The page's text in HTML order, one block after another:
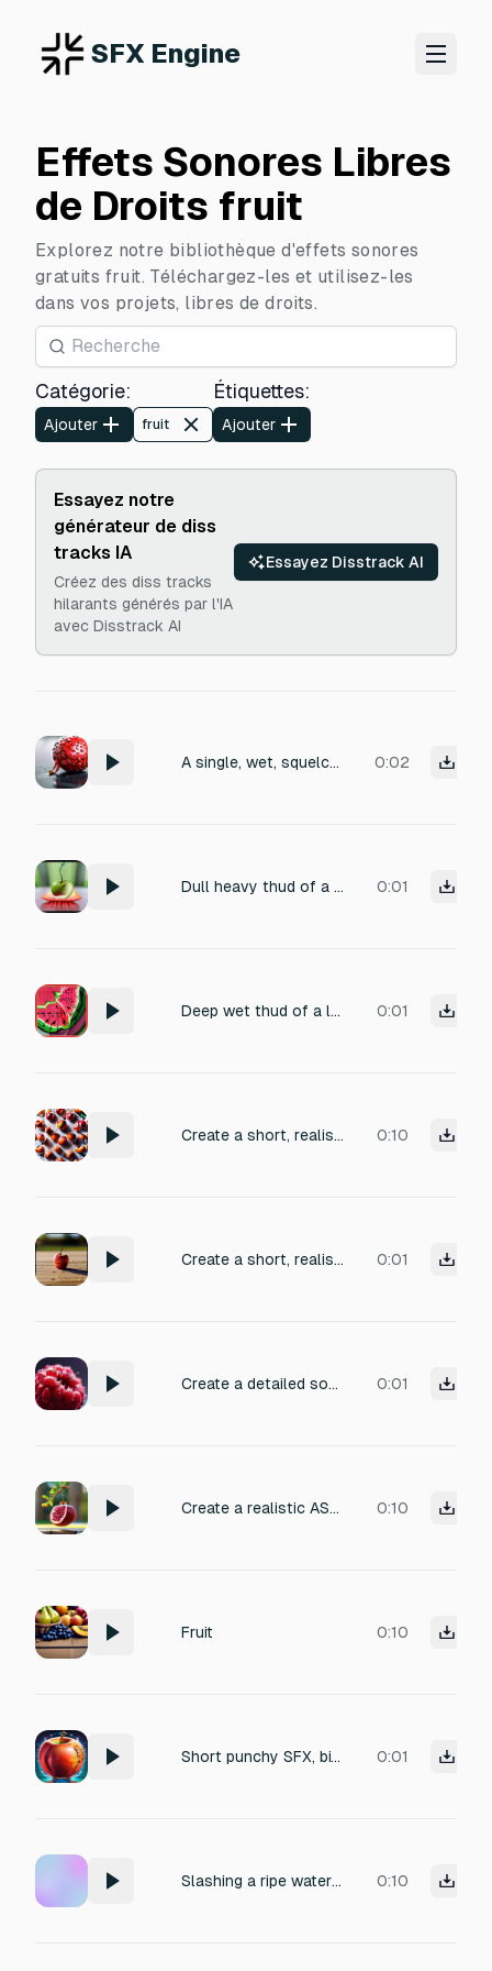
SFX Engine
Effets Sonores Libres
de Droits fruit
Explorez notre bibliothèque d'effets sonores
gratuits fruit. Téléchargez-les et utilisez-les
dans vos projets, libres de droits.
Catégorie:
Ajouter fruit
Étiquettes:
Ajouter
Essayez notre
générateur de diss
tracks IA
Créez des diss tracks
hilarants générés par l'IA
avec Disstrack AI
Essayez Disstrack AI
A single, wet, squelching sound of a ripe strawberry being crushed underfoot on a concrete surface, with a burst of juice and a soft, pulpy tearing texture, close-miked and slightly reverberant. 0:02
Dull heavy thud of a fruit hitting the ground and disappearing, low impact drop sound, short 0:01
Deep wet thud of a large watermelon being split open, juicy crunch, satisfying impact, short 0:01
Create a short, realistic sound of a soft fruit hitting other fruits while falling — a gentle muted knock with a slightly wet, fleshy body, soft impact, organic texture, subtle juicy resonance, natural and detailed, clean transient, no cartoon style, no metallic tone, no hard thud, no exaggerated splat or crunch. 0:10
Create a short, realistic sound of a soft fruit hitting a wooden stick while falling — a light natural knock with a subtle juicy body, gentle impact, clean transient, slightly muted, organic, detailed, no cartoon style, no metallic tone, no heavy thud, no exaggerated crunch. 0:01
Create a detailed sound effect of a ripe, juicy raspberry bursting. Capture the initial snap of the skin, followed by the release of the pulpy interior and a subtle, sticky texture. Use close-up recording techniques for a hyperrealistic feel, emphasizing the wet and slightly acidic essence of the fruit. 0:01
Create a realistic ASMR sound of a ripe pomegranate naturally cracking on a tree, soft dry crack of the skin, slight wet micro-pop of juice, slow natural split sound, no music, no voice, no artificial effects, high fidelity, crisp and clear, suitable for ASMR, silent ambient background, organic outdoor feel duration: 8-10 seconds, vertical short format compatible 0:10
Fruit 0:10
Short punchy SFX, biting into a crisp apple mixed with a wet citrus squish, organic plant healing, vibrant and juicy, isolated game asset. 0:01
Slashing a ripe watermelon with a sharp claw, soft wet impact, organic squish sound, fleshy slicing noise, no hard thud, smooth cutting entry, realistic tissue damage. 0:10